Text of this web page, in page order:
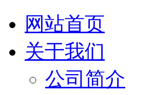
网站首页
关于我们
公司简介